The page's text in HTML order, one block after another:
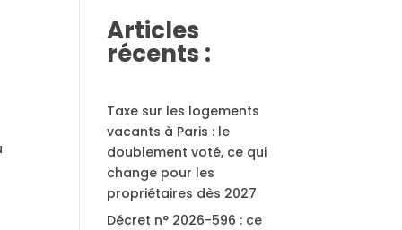
Articles
récents :
Taxe sur les logements
vacants à Paris : le
doublement voté, ce qui
change pour les
propriétaires dès 2027
Décret n° 2026-596 : ce